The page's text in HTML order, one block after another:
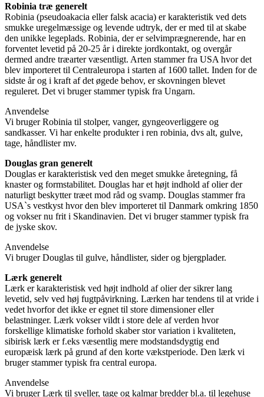
Robinia træ generelt
Robinia (pseudoakacia eller falsk acacia) er karakteristik ved dets
smukke uregelmæssige og levende udtryk, der er med til at skabe
den unikke legeplads. Robinia, der er selvimprægnerende, har en
forventet levetid på 20-25 år i direkte jordkontakt, og overgår
dermed andre træarter væsentligt. Arten stammer fra USA hvor det
blev importeret til Centraleuropa i starten af 1600 tallet. Inden for de
sidste år og i kraft af det øgede behov, er skovningen blevet
reguleret. Det vi bruger stammer typisk fra Ungarn.
Anvendelse
Vi bruger Robinia til stolper, vanger, gyngeoverliggere og
sandkasser. Vi har enkelte produkter i ren robinia, dvs alt, gulve,
tage, håndlister mv.
Douglas gran generelt
Douglas er karakteristisk ved den meget smukke åretegning, få
knaster og formstabilitet. Douglas har et højt indhold af olier der
naturligt beskytter træet mod råd og svamp. Douglas stammer fra
USA`s vestkyst hvor den blev importeret til Danmark omkring 1850
og vokser nu frit i Skandinavien. Det vi bruger stammer typisk fra
de jyske skov.
Anvendelse
Vi bruger Douglas til gulve, håndlister, sider og bjergplader.
Lærk generelt
Lærk er karakteristisk ved højt indhold af olier der sikrer lang
levetid, selv ved høj fugtpåvirkning. Lærken har tendens til at vride i
vedet hvorfor det ikke er egnet til store dimensioner eller
belastninger. Lærk vokser vildt i store dele af verden hvor
forskellige klimatiske forhold skaber stor variation i kvaliteten,
sibirisk lærk er f.eks væsentlig mere modstandsdygtig end
europæisk lærk på grund af den korte vækstperiode. Den lærk vi
bruger stammer typisk fra central europa.
Anvendelse
Vi bruger Lærk til sveller, tage og kalmar bredder bl.a. til legehuse